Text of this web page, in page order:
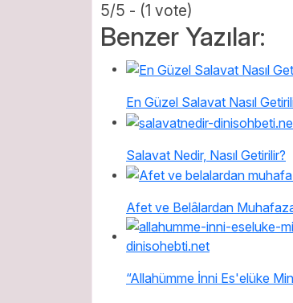
5/5 - (1 vote)
Benzer Yazılar:
En Güzel Salavat Nasıl
Salavat Nedir, Nasıl Getirilir?
Afet ve Belâlardan
“Allahümme İnni Es'elüke